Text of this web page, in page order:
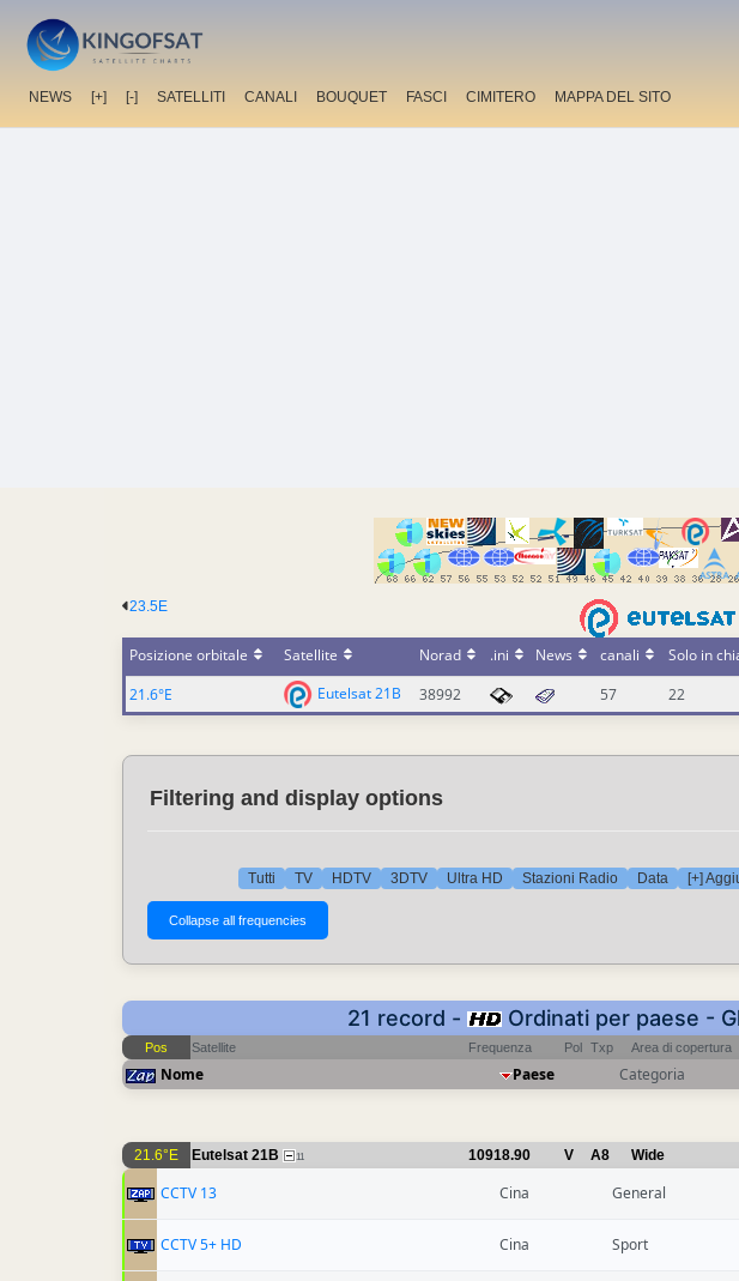
NEWS [+] [-] SATELLITI CANALI BOUQUET FASCI CIMITERO MAPPA DEL SITO
23.5E
Posizione orbitale Satellite Norad .ini News canali Solo in
21.6°E
Eutelsat 21B 38992 57 22
Filtering and display options
Tutti TV HDTV 3DTV Ultra HD Stazioni Radio Data [+]
21 record - Ordinati per paese -
Pos Satellite Frequenza Pol Txp Area di copertura
Nome Paese Categoria
21.6°E Eutelsat 21B 11 10918.90 V A8 Wide
CCTV 13 Cina General
CCTV 5+ HD Cina Sport